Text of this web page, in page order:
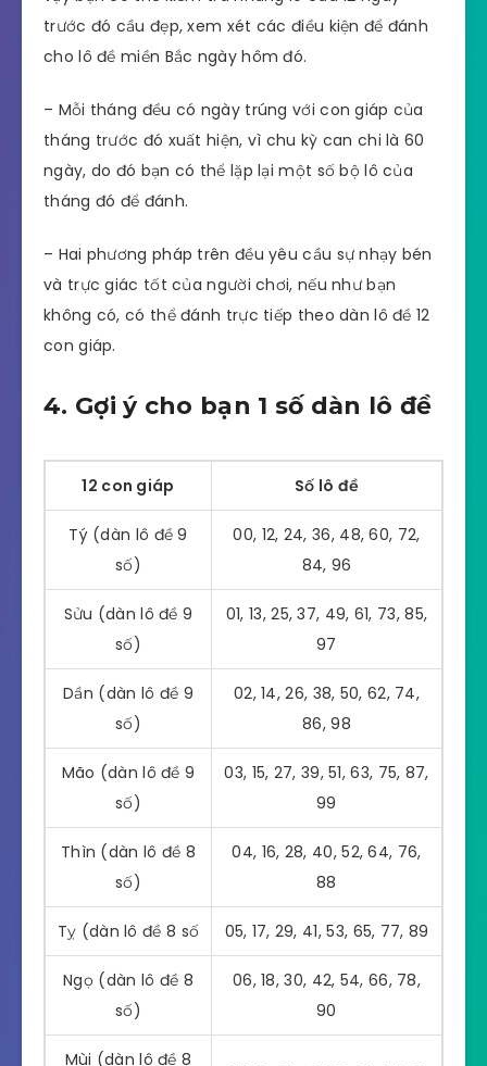
trước đó cầu đẹp, xem xét các điều kiện để đánh
cho lô đề miền Bắc ngày hôm đó.
– Mỗi tháng đều có ngày trúng với con giáp của
tháng trước đó xuất hiện, vì chu kỳ can chi là 60
ngày, do đó bạn có thể lặp lại một số bộ lô của
tháng đó để đánh.
– Hai phương pháp trên đều yêu cầu sự nhạy bén
và trực giác tốt của người chơi, nếu như bạn
không có, có thể đánh trực tiếp theo dàn lô đề 12
con giáp.
4. Gợi ý cho bạn 1 số dàn lô đề
12 con giáp Số lô đề
Tý (dàn lô đề 9
số)
00, 12, 24, 36, 48, 60, 72,
84, 96
Sửu (dàn lô đề 9
số)
01, 13, 25, 37, 49, 61, 73, 85,
97
Dần (dàn lô đề 9
số)
02, 14, 26, 38, 50, 62, 74,
86, 98
Mão (dàn lô đề 9
số)
03, 15, 27, 39, 51, 63, 75, 87,
99
Thìn (dàn lô đề 8
số)
04, 16, 28, 40, 52, 64, 76,
88
Tỵ (dàn lô đề 8 số 05, 17, 29, 41, 53, 65, 77, 89
Ngọ (dàn lô đề 8
số)
06, 18, 30, 42, 54, 66, 78,
90
Mùi (dàn lô đề 8